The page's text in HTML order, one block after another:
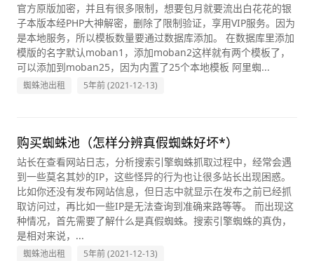
官方原版加密，并且有很多限制，想要包月就要流出白花花的银
子本版本经PHP大神解密，删除了限制验证，享用VIP服务。因为
是本地服务，所以模板数量要通过数据库添加。 在数据库里添加
模版的名字默认moban1，添加moban2这样就有两个模板了，
可以添加到moban25，因为内置了25个本地模板 阿里蜘...
蜘蛛池出租 5年前 (2021-12-13)
购买蜘蛛池（怎样分辨真假蜘蛛好坏*）
站长在查看网站日志，分析搜索引擎蜘蛛抓取过程中，经常会遇
到一些莫名其妙的IP，这些怪异的行为也让很多站长出现困惑。
比如你还没有发布网站信息，但日志中就显示在发布之前已经抓
取访问过，再比如一些IP是无法查询到准确来路等等。 而出现这
种情况，首先需要了解什么是真假蜘蛛。搜索引擎蜘蛛的真伪，
是相对来说，...
蜘蛛池出租 5年前 (2021-12-13)